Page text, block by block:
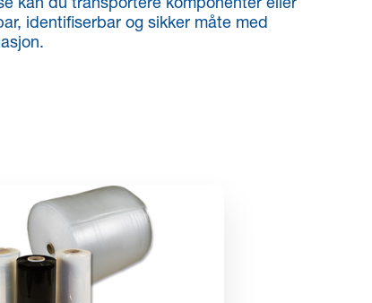
kan du transportere komponenter eller
identifiserbar og sikker måte med